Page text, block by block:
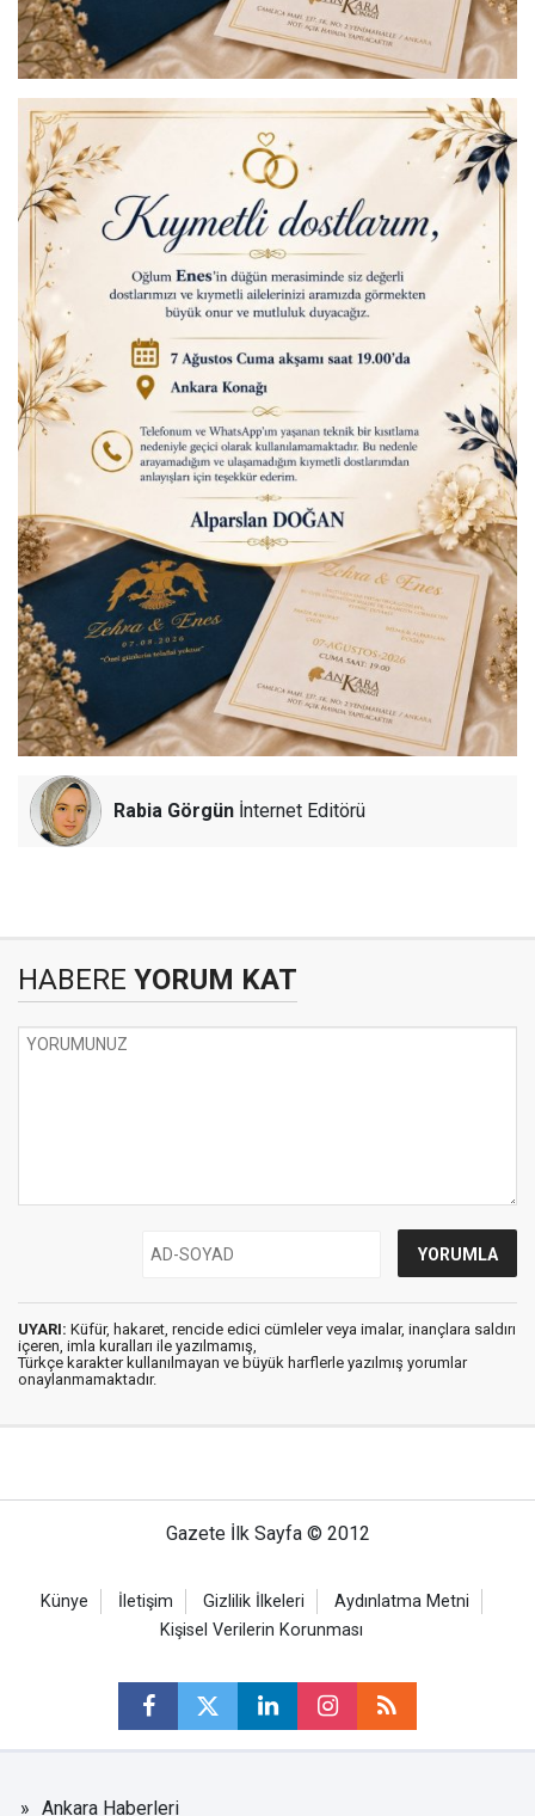
Rabia Görgün İnternet Editörü
HABERE YORUM KAT
UYARI: Küfür, hakaret, rencide edici cümleler veya imalar, inançlara saldırı
içeren, imla kuralları ile yazılmamış,
Türkçe karakter kullanılmayan ve büyük harflerle yazılmış yorumlar
onaylanmamaktadır.
Gazete İlk Sayfa © 2012
Künye İletişim Gizlilik İlkeleri
Aydınlatma Metni
Kişisel Verilerin Korunması
Ankara Haberleri